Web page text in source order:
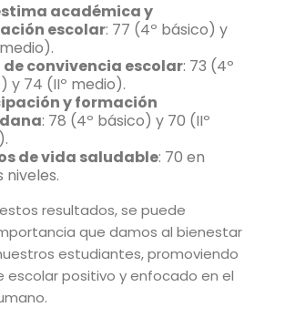
académica y
escolar: 77 (4º básico) y
convivencia escolar: 73 (4º
y 74 (IIº medio).
y formación
: 78 (4º básico) y 70 (IIº
de vida saludable: 70 en
niveles.
resultados, se puede
que damos al bienestar
estudiantes, promoviendo
escolar positivo y enfocado en el